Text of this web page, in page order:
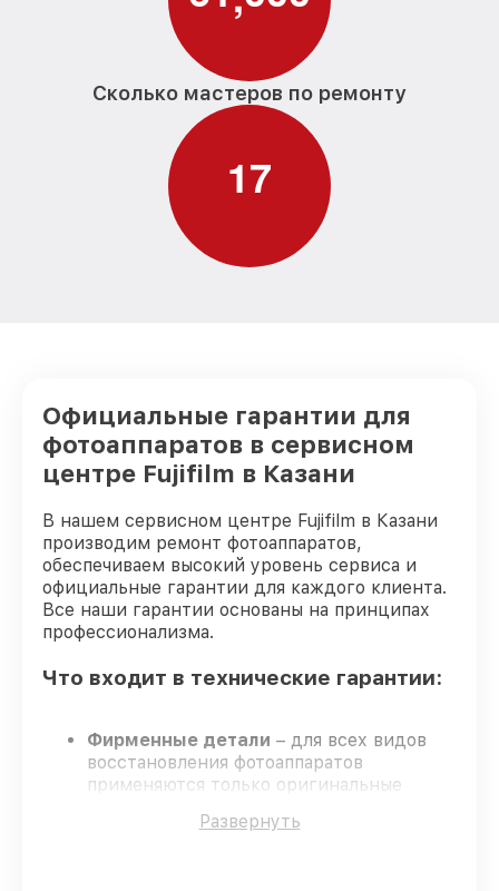
Замена кнопки включения фотоаппарата
Замена микрофона фотоаппарата
Замена аккумулятора фотоаппарата
Программный ремонт фотоаппарата
Сколько мастеров по ремонту
17
Официальные гарантии для
фотоаппаратов в сервисном
центре Fujifilm в Казани
В нашем сервисном центре Fujifilm в Казани
производим ремонт фотоаппаратов,
обеспечиваем высокий уровень сервиса и
официальные гарантии для каждого клиента.
Все наши гарантии основаны на принципах
профессионализма.
Что входит в технические гарантии:
Фирменные детали – для всех видов
восстановления фотоаппаратов
применяются только оригинальные
Опытные мастера– обучение и
Развернуть